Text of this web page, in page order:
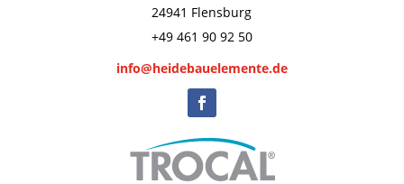
24941 Flensburg
+49 461 90 92 50
info@heidebauelemente.de